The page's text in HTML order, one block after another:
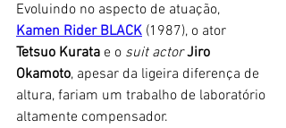
Evoluindo no aspecto de atuação,
Kamen Rider BLACK (1987), o ator
Tetsuo Kurata e o suit actor Jiro
Okamoto, apesar da ligeira diferença de
altura, fariam um trabalho de laboratório
altamente compensador.